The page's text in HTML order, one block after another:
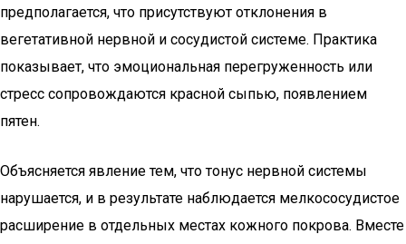
предполагается, что присутствуют отклонения в
вегетативной нервной и сосудистой системе. Практика
показывает, что эмоциональная перегруженность или
стресс сопровождаются красной сыпью, появлением
пятен.
Объясняется явление тем, что тонус нервной системы
нарушается, и в результате наблюдается мелкососудистое
расширение в отдельных местах кожного покрова. Вместе